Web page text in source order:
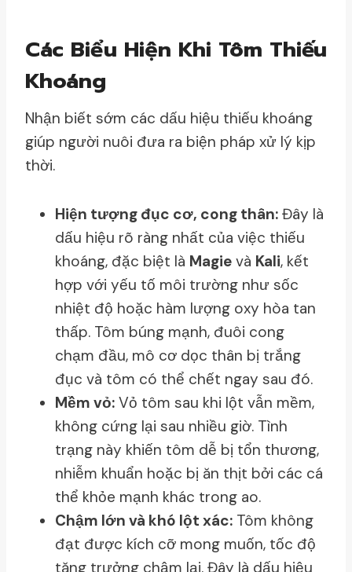
Các Biểu Hiện Khi Tôm Thiếu
Khoáng
Nhận biết sớm các dấu hiệu thiếu khoáng
giúp người nuôi đưa ra biện pháp xử lý kịp
thời.
Hiện tượng đục cơ, cong thân: Đây là
dấu hiệu rõ ràng nhất của việc thiếu
khoáng, đặc biệt là Magie và Kali, kết
hợp với yếu tố môi trường như sốc
nhiệt độ hoặc hàm lượng oxy hòa tan
thấp. Tôm búng mạnh, đuôi cong
chạm đầu, mô cơ dọc thân bị trắng
đục và tôm có thể chết ngay sau đó.
Mềm vỏ: Vỏ tôm sau khi lột vẫn mềm,
không cứng lại sau nhiều giờ. Tình
trạng này khiến tôm dễ bị tổn thương,
nhiễm khuẩn hoặc bị ăn thịt bởi các cá
thể khỏe mạnh khác trong ao.
Chậm lớn và khó lột xác: Tôm không
đạt được kích cỡ mong muốn, tốc độ
tăng trưởng chậm lại. Đây là dấu hiệu